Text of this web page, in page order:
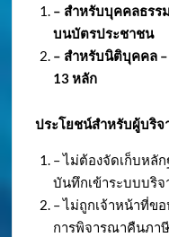
– สำหรับบุคคลธรร
บนบัตรประชาชน
– สำหรับนิติบุคคล
13 หลัก
ประโยชน์สำหรับผู้บริจ
– ไม่ต้องจัดเก็บหลั
บันทึกเข้าระบบบริ
– ไม่ถูกเจ้าหน้าที่ข
การพิจารณาคืนภาษี